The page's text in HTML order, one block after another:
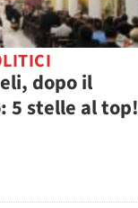
dopo il
5 stelle al top!